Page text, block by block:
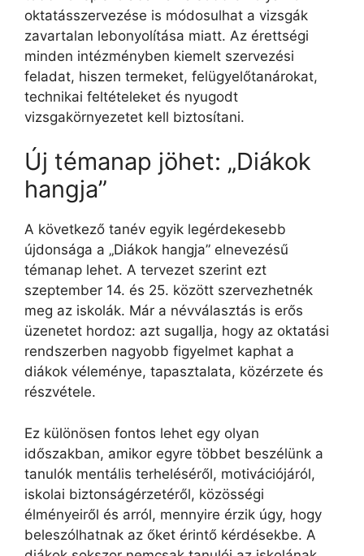
oktatásszervezése is módosulhat a vizsgák
zavartalan lebonyolítása miatt. Az érettségi
minden intézményben kiemelt szervezési
feladat, hiszen termeket, felügyelőtanárokat,
technikai feltételeket és nyugodt
vizsgakörnyezetet kell biztosítani.
Új témanap jöhet: „Diákok
hangja”
A következő tanév egyik legérdekesebb
újdonsága a „Diákok hangja” elnevezésű
témanap lehet. A tervezet szerint ezt
szeptember 14. és 25. között szervezhetnék
meg az iskolák. Már a névválasztás is erős
üzenetet hordoz: azt sugallja, hogy az oktatási
rendszerben nagyobb figyelmet kaphat a
diákok véleménye, tapasztalata, közérzete és
részvétele.
Ez különösen fontos lehet egy olyan
időszakban, amikor egyre többet beszélünk a
tanulók mentális terheléséről, motivációjáról,
iskolai biztonságérzetéről, közösségi
élményeiről és arról, mennyire érzik úgy, hogy
beleszólhatnak az őket érintő kérdésekbe. A